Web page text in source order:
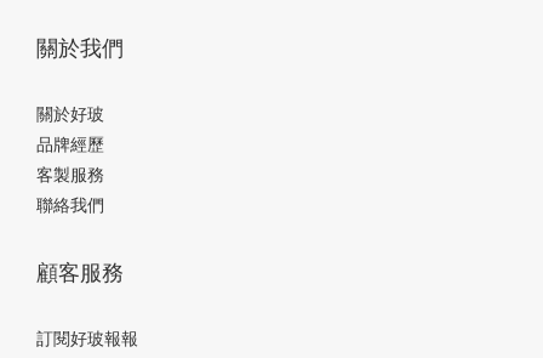
關於我們
關於好玻
品牌經歷
客製服務
聯絡我們
顧客服務
訂閱好玻報報